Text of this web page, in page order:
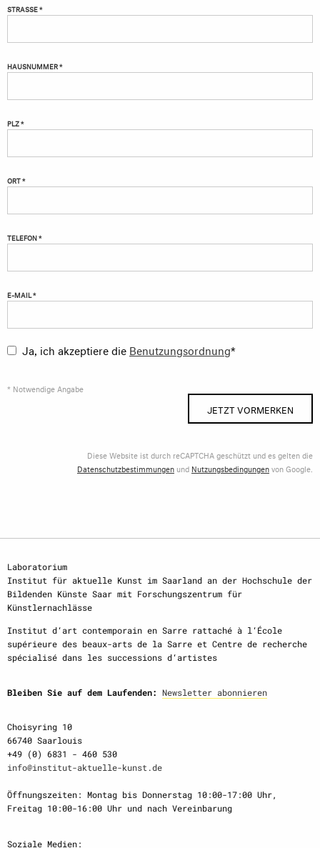
STRASSE *
HAUSNUMMER *
PLZ *
ORT *
TELEFON *
E-MAIL *
Ja, ich akzeptiere die Benutzungsordnung*
* Notwendige Angabe
JETZT VORMERKEN
Diese Website ist durch reCAPTCHA geschützt und es gelten die
Datenschutzbestimmungen und Nutzungsbedingungenvon Google.
Laboratorium
Institut für aktuelle Kunst im Saarland an der Hochschule der
Bildenden Künste Saar mit Forschungszentrum für
Künstlernachlässe
Institut d‘art contemporain en Sarre rattaché à l‘École
supérieure des beaux-arts de la Sarre et Centre de recherche
spécialisé dans les successions d‘artistes
Bleiben Sie auf dem Laufenden: Newsletter abonnieren
Choisyring 10
66740 Saarlouis
+49 (0) 6831 - 460 530
info@institut-aktuelle-kunst.de
Öffnungszeiten: Montag bis Donnerstag 10:00-17:00 Uhr,
Freitag 10:00-16:00 Uhr und nach Vereinbarung
Soziale Medien: